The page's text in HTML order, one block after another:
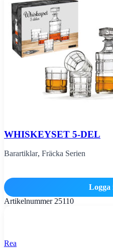
WHISKEYSET 5-DEL
Barartiklar, Fräcka Serien
Logga
Artikelnummer 25110
Rea